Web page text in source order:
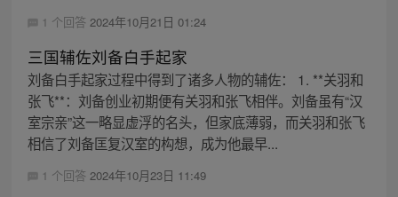
1 个回答 2024年10月21日 01:24
三国辅佐刘备白手起家
刘备白手起家过程中得到了诸多人物的辅佐： 1. **关羽和
张飞**：刘备创业初期便有关羽和张飞相伴。刘备虽有“汉
室宗亲”这一略显虚浮的名头，但家底薄弱，而关羽和张飞
相信了刘备匡复汉室的构想，成为他最早...
1 个回答 2024年10月23日 11:49